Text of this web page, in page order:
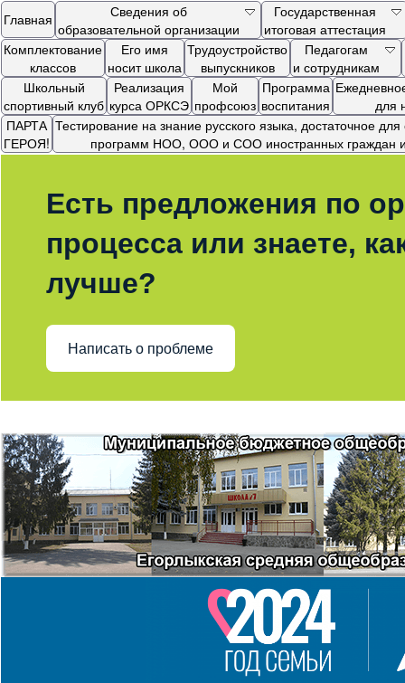
Главная
Сведения об
образовательной организации
Государственная
итоговая аттестация
Комплектование
классов
Его имя
носит школа
Трудоустройство
выпускников
Педагогам
и сотрудникам
Школьный
спортивный клуб
Реализация
курса ОРКСЭ
Мой
профсоюз
Программа
воспитания
для
ПАРТА
ГЕРОЯ!
Тестирование на знание русского языка, достаточное
программ НОО, ООО и СОО иностранных граждан и
Есть предложения по
процесса или знаете,
лучше?
Написать о проблеме